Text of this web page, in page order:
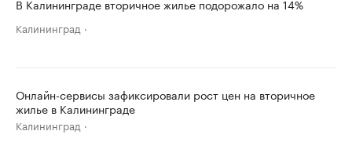
В Калининграде вторичное жилье подорожало на 14%
Калининград
Онлайн-сервисы зафиксировали рост цен на вторичное
жилье в Калининграде
Калининград